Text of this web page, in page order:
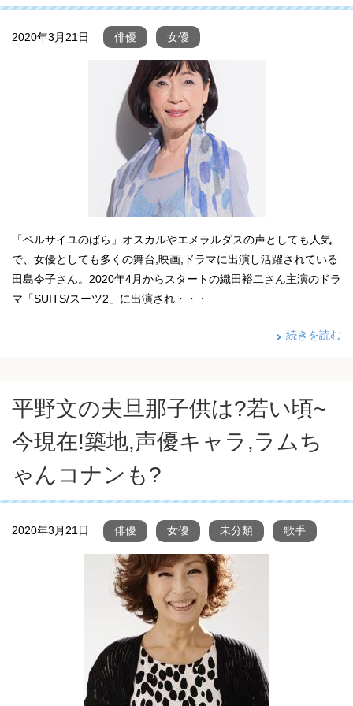
2020年3月21日 俳優 女優
「ベルサイユのばら」オスカルやエメラルダスの声としても人気
で、女優としても多くの舞台,映画,ドラマに出演し活躍されている
田島令子さん。2020年4月からスタートの織田裕二さん主演のドラ
マ「SUITS/スーツ2」に出演され・・・
続きを読む
平野文の夫旦那子供は?若い頃~
今現在!築地,声優キャラ,ラムち
ゃんコナンも?
2020年3月21日 俳優 女優 未分類 歌手